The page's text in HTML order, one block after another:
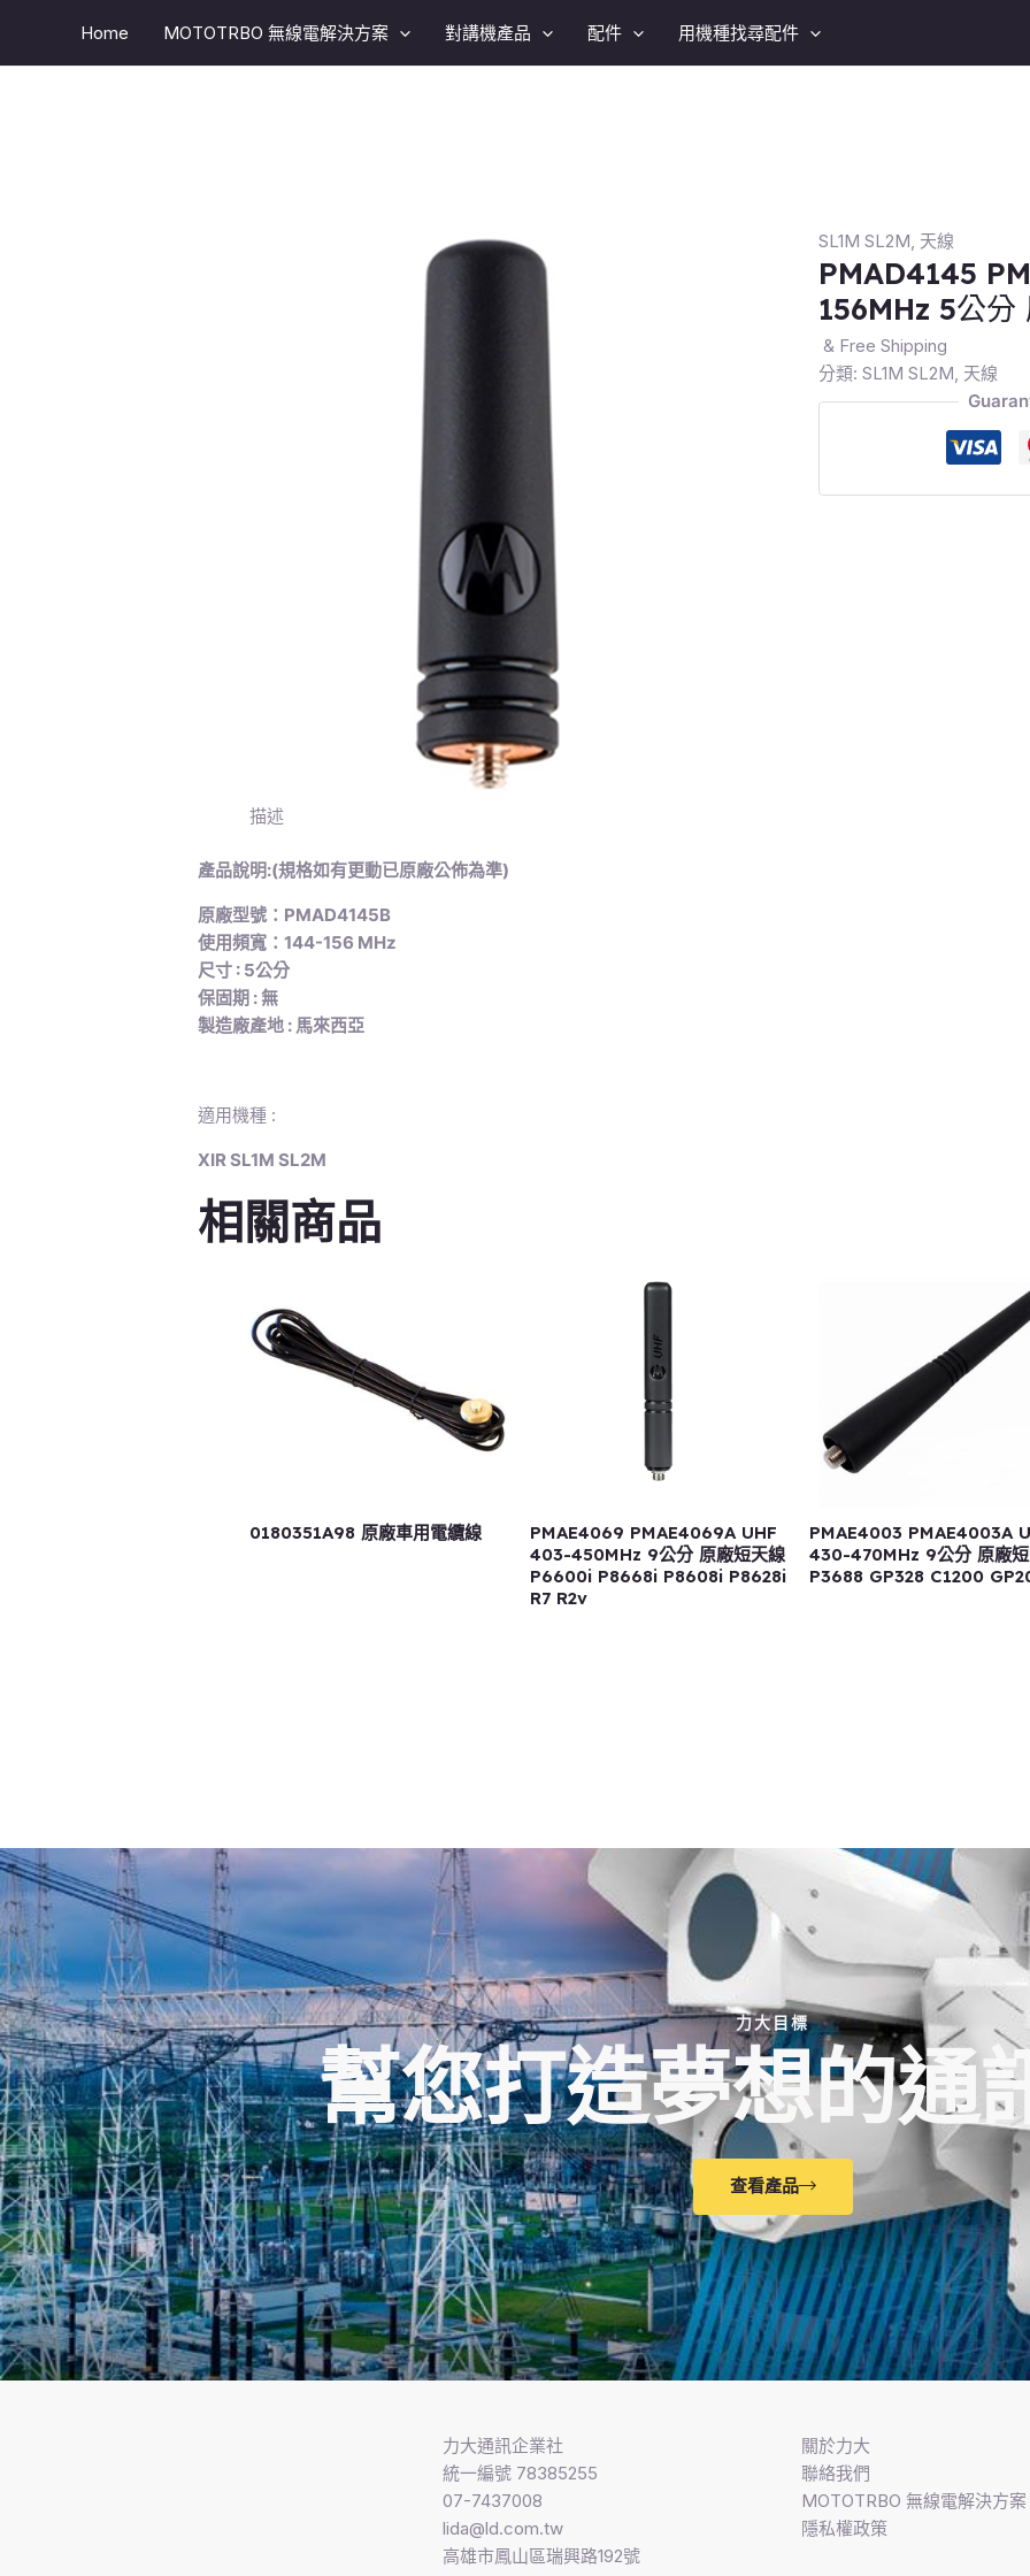
主
Home MOTOTRBO 無線電解決方案​ 對講機產品 配件 用機種找尋配件
SL1M SL2M, 天線
PMAD4145
156MHz 5公分
& Free Shipping
分類: SL1M SL2M, 天線
描述
產品說明:(規格如有更動已原廠公佈為準)
原廠型號：PMAD4145B
使用頻寬：144-156 MHz
尺寸 : 5公分
保固期 : 無
製造廠產地 : 馬來西亞
適用機種 :
XIR SL1M SL2M
相關商品
0180351A98 原廠車用電纜線
PMAE4069 PMAE4069A UHF
403-450MHz 9公分 原廠短天線
P6600i P8668i P8608i P8628i
R7 R2v
PMAE4003 PMAE4003A
430-470MHz 9公分 原廠
P3688 GP328 C1200
力大目標
幫您打造夢想的通
查看產品
力大通訊企業社
統一編號 78385255
07-7437008
lida@ld.com.tw
高雄市鳳山區瑞興路192號
關於力大
聯絡我們
MOTOTRBO 無線電解決方案​
隱私權政策